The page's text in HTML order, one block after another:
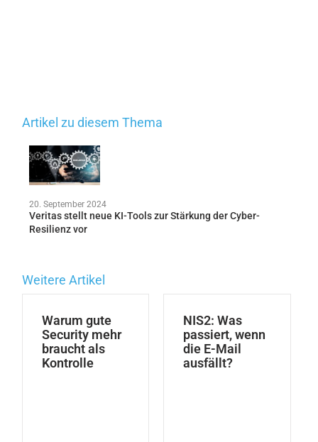
Artikel zu diesem Thema
20. September 2024
Veritas stellt neue KI-Tools zur Stärkung der Cyber-
Resilienz vor
Weitere Artikel
Warum gute
Security mehr
braucht als
Kontrolle
NIS2: Was
passiert, wenn
die E-Mail
ausfällt?